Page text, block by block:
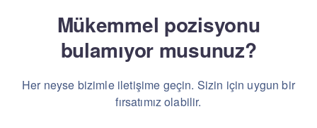
Mükemmel pozisyonu
bulamıyor musunuz?
Her neyse bizimle iletişime geçin. Sizin için uygun bir
fırsatımız olabilir.